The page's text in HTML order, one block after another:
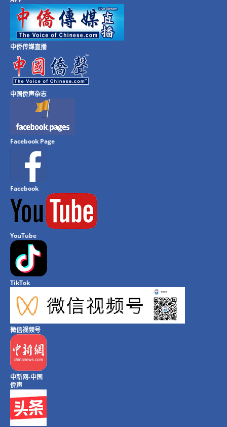
中侨传媒直播
中国侨声杂志
Facebook Page
Facebook
YouTube
TikTok
微信视频号
中新网-中国
侨声